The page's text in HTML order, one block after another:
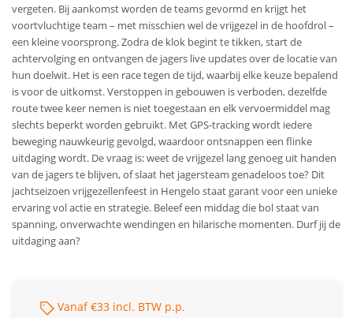
vergeten. Bij aankomst worden de teams gevormd en krijgt het
voortvluchtige team – met misschien wel de vrijgezel in de hoofdrol –
een kleine voorsprong. Zodra de klok begint te tikken, start de
achtervolging en ontvangen de jagers live updates over de locatie van
hun doelwit. Het is een race tegen de tijd, waarbij elke keuze bepalend
is voor de uitkomst. Verstoppen in gebouwen is verboden, dezelfde
route twee keer nemen is niet toegestaan en elk vervoermiddel mag
slechts beperkt worden gebruikt. Met GPS-tracking wordt iedere
beweging nauwkeurig gevolgd, waardoor ontsnappen een flinke
uitdaging wordt. De vraag is: weet de vrijgezel lang genoeg uit handen
van de jagers te blijven, of slaat het jagersteam genadeloos toe? Dit
jachtseizoen vrijgezellenfeest in Hengelo staat garant voor een unieke
ervaring vol actie en strategie. Beleef een middag die bol staat van
spanning, onverwachte wendingen en hilarische momenten. Durf jij de
uitdaging aan?
Vanaf €33 incl. BTW p.p.